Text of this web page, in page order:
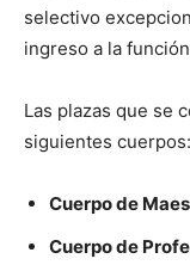
selectivo
ingreso a la
Las plazas que se
siguientes cuerpos:
Cuerpo de
Cuerpo de